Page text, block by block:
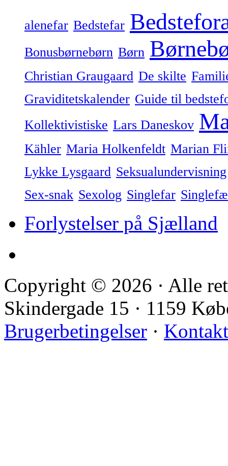
alenefar Bedstefar
Bonusbørnebørn Børn
Christian Graugaard De skilte
Graviditetskalender Guide til
Kollektivistiske Lars Daneskov
Kähler Maria Holkenfeldt Marian
Lykke Lysgaard Seksualundervisning
Sex-snak Sexolog Singlefar
Forlystelser på Sjælland
Copyright © 2026 · Alle
Skindergade 15 · 1159
Brugerbetingelser · Kontakt